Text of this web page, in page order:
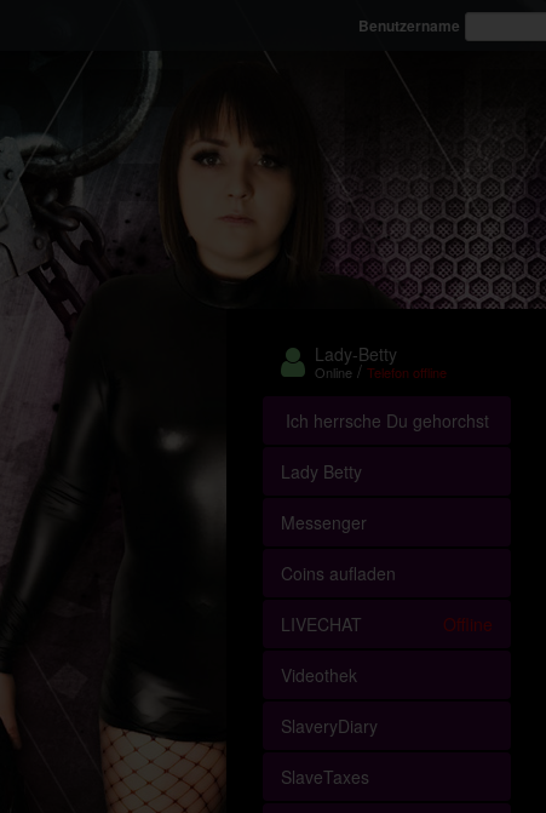
Benutzername
Lady-Betty
Online /Telefon offline
Ich herrsche Du gehorchst
Lady Betty
Messenger
Coins aufladen
LIVECHAT Offline
Videothek
SlaveryDiary
SlaveTaxes